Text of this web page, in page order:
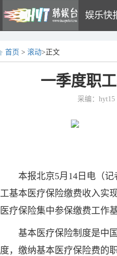
娱乐快
首页 > 滚动>正文
一季度职
采编：hyt15
本报北京5月14日电（
工基本医疗保险缴费收入实
医疗保险集中参保缴费工作
基本医疗保险制度是中
度，缴纳基本医疗保险费的